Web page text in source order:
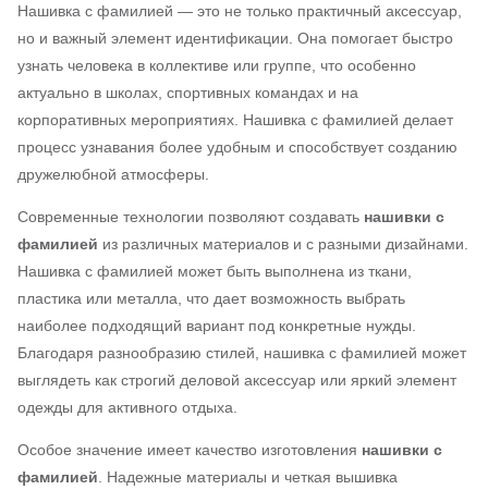
Нашивка с фамилией — это не только практичный аксессуар,
но и важный элемент идентификации. Она помогает быстро
узнать человека в коллективе или группе, что особенно
актуально в школах, спортивных командах и на
корпоративных мероприятиях. Нашивка с фамилией делает
процесс узнавания более удобным и способствует созданию
дружелюбной атмосферы.
Современные технологии позволяют создавать нашивки с
фамилией из различных материалов и с разными дизайнами.
Нашивка с фамилией может быть выполнена из ткани,
пластика или металла, что дает возможность выбрать
наиболее подходящий вариант под конкретные нужды.
Благодаря разнообразию стилей, нашивка с фамилией может
выглядеть как строгий деловой аксессуар или яркий элемент
одежды для активного отдыха.
Особое значение имеет качество изготовления нашивки с
фамилией . Надежные материалы и четкая вышивка